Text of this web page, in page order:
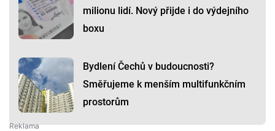
milionu lidí. Nový přijde i do výdejního
boxu
Bydlení Čechů v budoucnosti?
Směřujeme k menším multifunkčním
prostorům